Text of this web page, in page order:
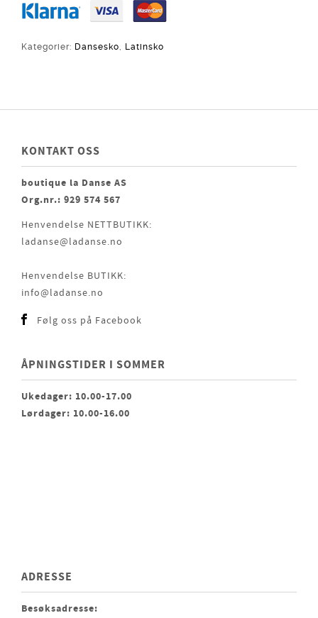
Kategorier: Dansesko, Latinsko
KONTAKT OSS
boutique la Danse AS
Org.nr.: 929 574 567
Henvendelse NETTBUTIKK:
ladanse@ladanse.no
Henvendelse BUTIKK:
info@ladanse.no
Følg oss på Facebook
ÅPNINGSTIDER I SOMMER
Ukedager: 10.00-17.00
Lørdager: 10.00-16.00
ADRESSE
Besøksadresse: